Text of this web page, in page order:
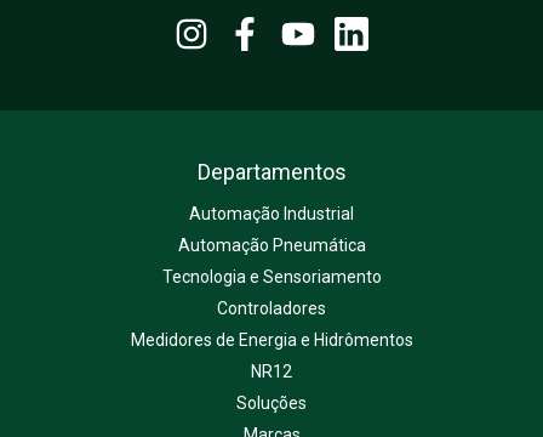
Departamentos
Automação Industrial
Automação Pneumática
Tecnologia e Sensoriamento
Controladores
Medidores de Energia e Hidrômentos
NR12
Soluções